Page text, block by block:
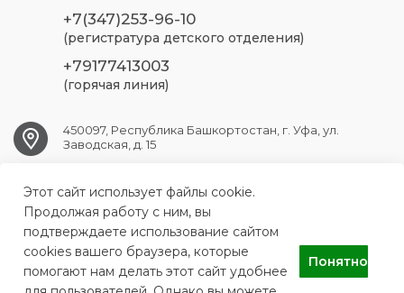
+7(347)253-96-10
(регистратура детского отделения)
+79177413003
(горячая линия)
450097, Республика Башкортостан, г. Уфа, ул.
Заводская, д. 15
UFA.RSP@doctorrb.ru
АУЗ Республиканская стоматологическая поликлиника
Этот сайт использует файлы cookie.
Продолжая работу с ним, вы
подтверждаете использование сайтом
cookies вашего браузера, которые
помогают нам делать этот сайт удобнее
Понятно